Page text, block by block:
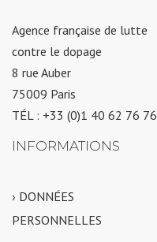
Agence française de lutte
contre le dopage
8 rue Auber
75009 Paris
TÉL : +33 (0)1 40 62 76 76
INFORMATIONS
› DONNÉES
PERSONNELLES